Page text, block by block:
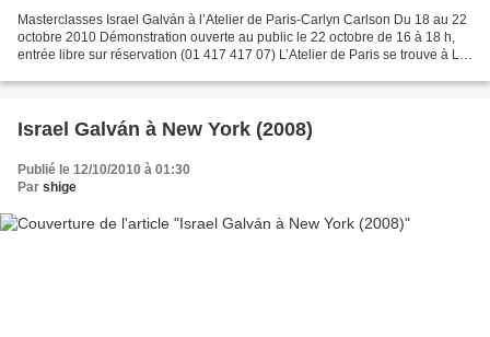
Masterclasses Israel Galván à l’Atelier de Paris-Carlyn Carlson Du 18 au 22
octobre 2010 Démonstration ouverte au public le 22 octobre de 16 à 18 h,
entrée libre sur réservation (01 417 417 07) L’Atelier de Paris se trouve à La
Israel Galván à New York (2008)
Publié le 12/10/2010 à 01:30
Par shige